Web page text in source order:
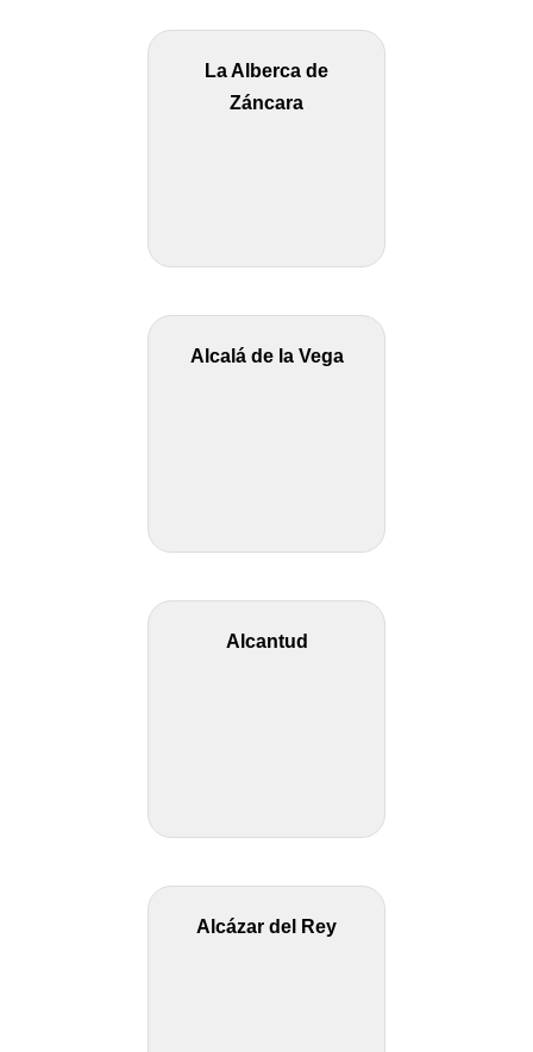
La Alberca de
Záncara
Alcalá de la Vega
Alcantud
Alcázar del Rey